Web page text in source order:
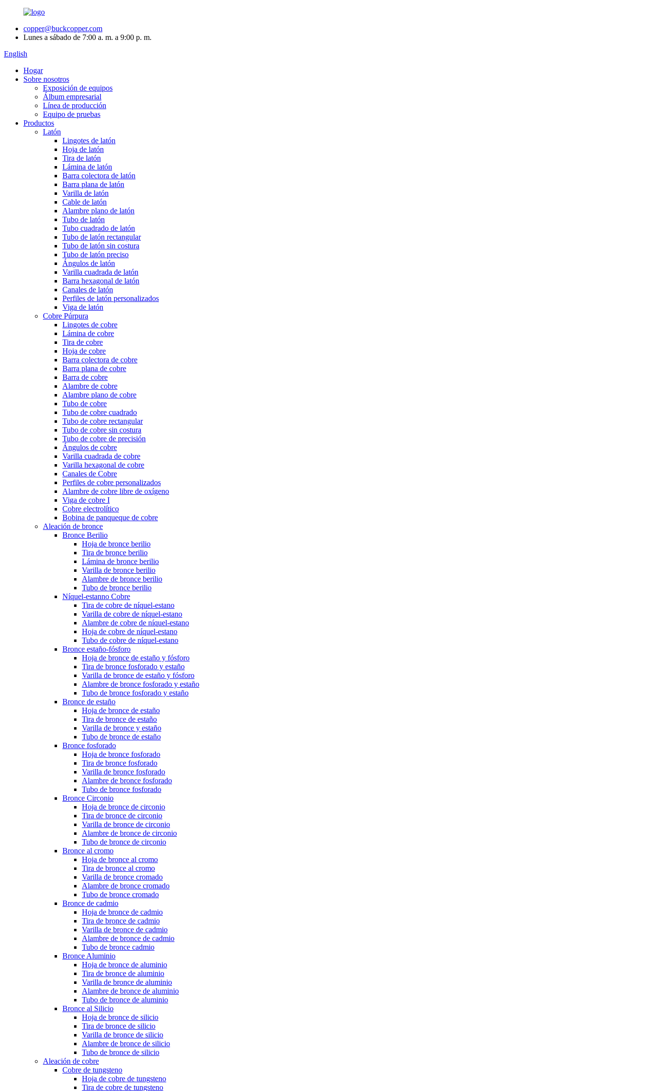
copper@buckcopper.com
Lunes a sábado de 7:00 a. m. a 9:00 p. m.
English
Hogar
Sobre nosotros
Exposición de equipos
Álbum empresarial
Línea de producción
Equipo de pruebas
Productos
Latón
Lingotes de latón
Hoja de latón
Tira de latón
Lámina de latón
Barra colectora de latón
Barra plana de latón
Varilla de latón
Cable de latón
Alambre plano de latón
Tubo de latón
Tubo cuadrado de latón
Tubo de latón rectangular
Tubo de latón sin costura
Tubo de latón preciso
Ángulos de latón
Varilla cuadrada de latón
Barra hexagonal de latón
Canales de latón
Perfiles de latón personalizados
Viga de latón
Cobre Púrpura
Lingotes de cobre
Lámina de cobre
Tira de cobre
Hoja de cobre
Barra colectora de cobre
Barra plana de cobre
Barra de cobre
Alambre de cobre
Alambre plano de cobre
Tubo de cobre
Tubo de cobre cuadrado
Tubo de cobre rectangular
Tubo de cobre sin costura
Tubo de cobre de precisión
Ángulos de cobre
Varilla cuadrada de cobre
Varilla hexagonal de cobre
Canales de Cobre
Perfiles de cobre personalizados
Alambre de cobre libre de oxígeno
Viga de cobre I
Cobre electrolítico
Bobina de panqueque de cobre
Aleación de bronce
Bronce Berilio
Hoja de bronce berilio
Tira de bronce berilio
Lámina de bronce berilio
Varilla de bronce berilio
Alambre de bronce berilio
Tubo de bronce berilio
Níquel-estanno Cobre
Tira de cobre de níquel-estano
Varilla de cobre de níquel-estano
Alambre de cobre de níquel-estano
Hoja de cobre de níquel-estano
Tubo de cobre de níquel-estano
Bronce estaño-fósforo
Hoja de bronce de estaño y fósforo
Tira de bronce fosforado y estaño
Varilla de bronce de estaño y fósforo
Alambre de bronce fosforado y estaño
Tubo de bronce fosforado y estaño
Bronce de estaño
Hoja de bronce de estaño
Tira de bronce de estaño
Varilla de bronce y estaño
Tubo de bronce de estaño
Bronce fosforado
Hoja de bronce fosforado
Tira de bronce fosforado
Varilla de bronce fosforado
Alambre de bronce fosforado
Tubo de bronce fosforado
Bronce Circonio
Hoja de bronce de circonio
Tira de bronce de circonio
Varilla de bronce de circonio
Alambre de bronce de circonio
Tubo de bronce de circonio
Bronce al cromo
Hoja de bronce al cromo
Tira de bronce al cromo
Varilla de bronce cromado
Alambre de bronce cromado
Tubo de bronce cromado
Bronce de cadmio
Hoja de bronce de cadmio
Tira de bronce de cadmio
Varilla de bronce de cadmio
Alambre de bronce de cadmio
Tubo de bronce cadmio
Bronce Aluminio
Hoja de bronce de aluminio
Tira de bronce de aluminio
Varilla de bronce de aluminio
Alambre de bronce de aluminio
Tubo de bronce de aluminio
Bronce al Silicio
Hoja de bronce de silicio
Tira de bronce de silicio
Varilla de bronce de silicio
Alambre de bronce de silicio
Tubo de bronce de silicio
Aleación de cobre
Cobre de tungsteno
Hoja de cobre de tungsteno
Tira de cobre de tungsteno